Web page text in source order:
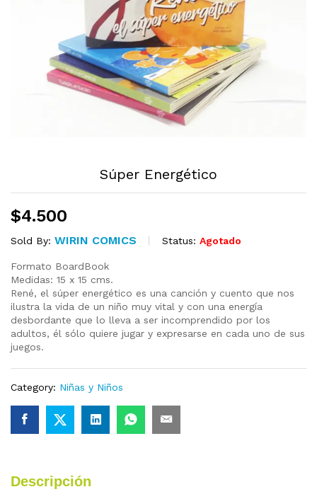
Súper Energético
$4.500
Sold By: WIRIN COMICS Status: Agotado
Formato BoardBook
Medidas: 15 x 15 cms.
René, el súper energético es una canción y cuento que nos
ilustra la vida de un niño muy vital y con una energía
desbordante que lo lleva a ser incomprendido por los
adultos, él sólo quiere jugar y expresarse en cada uno de sus
juegos.
Category: Niñas y Niños
Descripción